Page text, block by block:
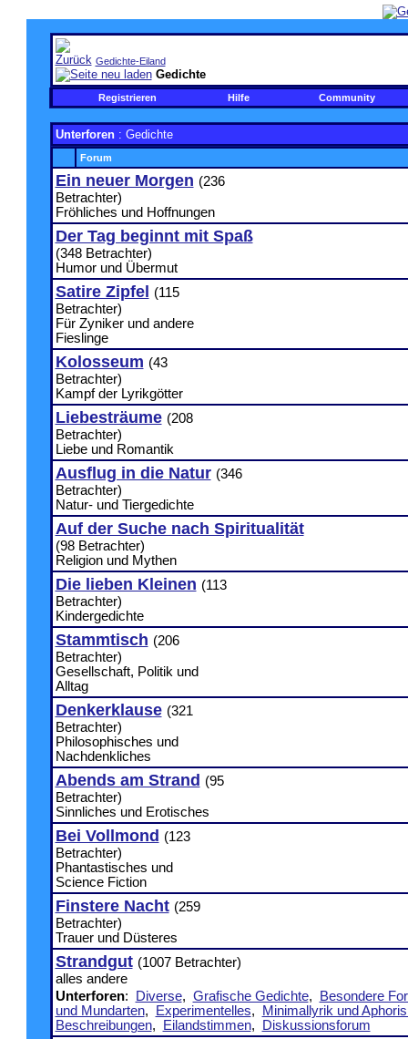
Gedichte-Eiland
Gedichte
Registrieren Hilfe Community
Unterforen: Gedichte
Forum
Ein neuer Morgen (236
Betrachter)
Fröhliches und Hoffnungen
Der Tag beginnt mit Spaß
(348 Betrachter)
Humor und Übermut
Satire Zipfel
(115
Betrachter)
Für Zyniker und andere
Fieslinge
Kolosseum (43
Betrachter)
Kampf der Lyrikgötter
Liebesträume (208
Betrachter)
Liebe und Romantik
Ausflug in die Natur (346
Betrachter)
Natur- und Tiergedichte
Auf der Suche nach Spiritualität
(98 Betrachter)
Religion und Mythen
Die lieben Kleinen (113
Betrachter)
Kindergedichte
Stammtisch (206
Betrachter)
Gesellschaft, Politik und
Alltag
Denkerklause (321
Betrachter)
Philosophisches und
Nachdenkliches
Abends am Strand (95
Betrachter)
Sinnliches und Erotisches
Bei Vollmond (123
Betrachter)
Phantastisches und
Science Fiction
Finstere Nacht (259
Betrachter)
Trauer und Düsteres
Strandgut (1007 Betrachter)
alles andere
Unterforen: Diverse, Grafische Gedichte,
Besondere
und Mundarten, Experimentelles,
Minimallyrik und
Beschreibungen, Eilandstimmen, Diskussionsforum